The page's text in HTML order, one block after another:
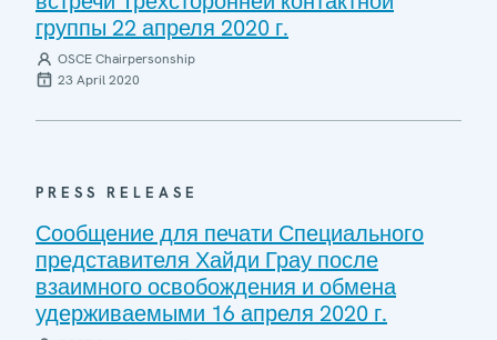
группы 22 апреля 2020 г.
OSCE Chairpersonship
23 April 2020
PRESS RELEASE
Сообщение для печати Специального
представителя Хайди Грау после
взаимного освобождения и обмена
удерживаемыми 16 апреля 2020 г.